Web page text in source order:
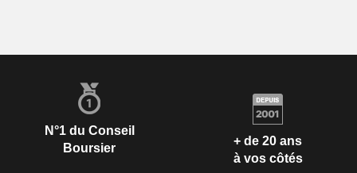
N°1 du Conseil
Boursier
+ de 20 ans
à vos côtés